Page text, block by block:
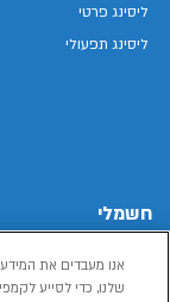
ליסינג פרטי
ליסינג תפעולי
חשמלי
רכב חשמלי
אנו מעבדים את
שלנו, כדי לסייע